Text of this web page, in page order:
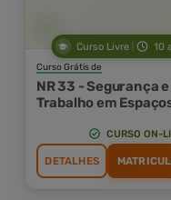
Curso Livre 10
Curso Grátis de
NR 33 - Segurança
Trabalho em
CURSO ON-
DETALHES